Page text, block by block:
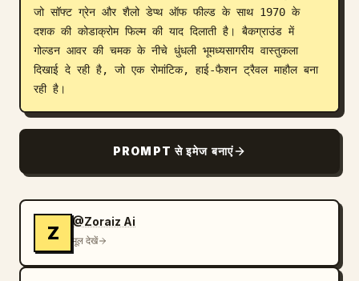
जो सॉफ्ट ग्रेन और शैलो डेप्थ ऑफ फील्ड के साथ 1970 के
दशक की कोडाक्रोम फिल्म की याद दिलाती है। बैकग्राउंड में
गोल्डन आवर की चमक के नीचे धुंधली भूमध्यसागरीय वास्तुकला
दिखाई दे रही है, जो एक रोमांटिक, हाई-फैशन ट्रैवल माहौल बना
रही है।
PROMPT से इमेज बनाएं
Z
@Zoraiz Ai
मूल देखें